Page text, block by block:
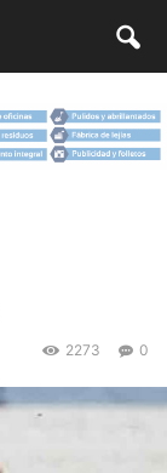
0
2273